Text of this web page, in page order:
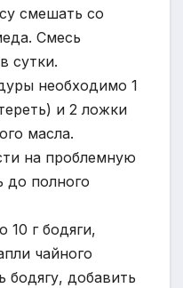
смешать со
Смесь
сутки.
необходимо 1
и 2 ложки
масла.
на проблемную
до полного
10 г бодяги,
чайного
бодягу, добавить